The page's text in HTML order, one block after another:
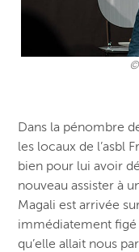
©
Dans la pénombre
les locaux de l’asbl
bien pour lui avoir
nouveau assister à
Magali est arrivée
immédiatement figé
qu’elle allait nous